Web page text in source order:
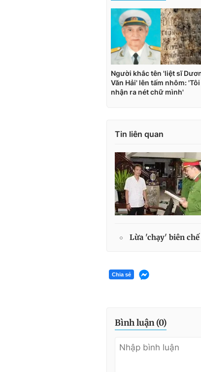
Tin liên quan
Lừa 'chạy' biên
Chia sẻ
Bình luận (0)